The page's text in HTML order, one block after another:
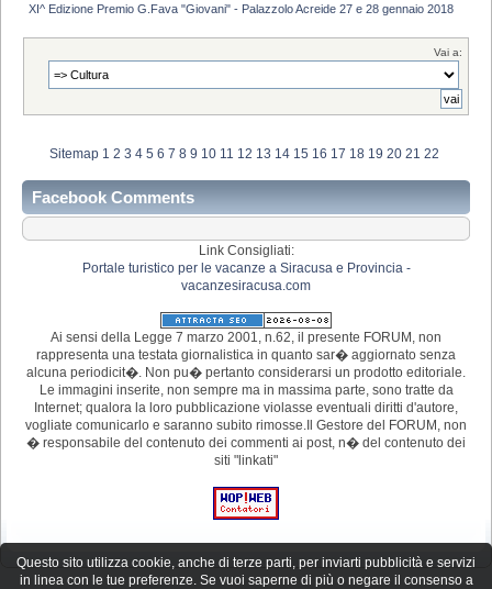
XI^ Edizione Premio G.Fava "Giovani" - Palazzolo Acreide 27 e 28 gennaio 2018
Vai a:
Sitemap 1 2 3 4 5 6 7 8 9 10 11 12 13 14 15 16 17 18 19 20 21 22
Facebook Comments
Link Consigliati:
Portale turistico per le vacanze a Siracusa e Provincia -
vacanzesiracusa.com
Ai sensi della Legge 7 marzo 2001, n.62, il presente FORUM, non
rappresenta una testata giornalistica in quanto sar� aggiornato senza
alcuna periodicit�. Non pu� pertanto considerarsi un prodotto editoriale.
Le immagini inserite, non sempre ma in massima parte, sono tratte da
Internet; qualora la loro pubblicazione violasse eventuali diritti d'autore,
vogliate comunicarlo e saranno subito rimosse.Il Gestore del FORUM, non
� responsabile del contenuto dei commenti ai post, n� del contenuto dei
siti "linkati"
Questo sito utilizza cookie, anche di terze parti, per inviarti pubblicità e servizi
in linea con le tue preferenze. Se vuoi saperne di più o negare il consenso a